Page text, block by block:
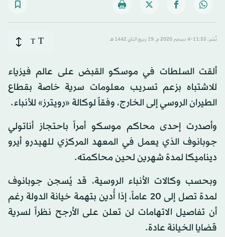
نُشر: 11:55-4 ديسمبر 2020 م ـ 19 ربيع الثاني 1442 هـ T
T
ألقت السلطات في موسكو القبض على عالم فيزياء
للاشتباه بزعم تسريب معلومات سرية خاصة بقطاع
الطيران الروسي إلى الخارج، وفقاً لوكالة «رويترز» للأنباء.
وأصدرت إحدى محاكم موسكو أمراً باحتجاز أناتولي
جوبانوف الذي يعمل في المعهد المركزي للهيدرو أيرو
ديناميكا لمدة شهرين لحين محاكمته.
وبحسب وكالات الأنباء الروسية، قد يُسجن جوبانوف
لمدة تصل إلى 20 عاماً، إذا أُدين بتهمة خيانة الدولة رغم
أن تفاصيل الاتهامات لن تعلن على الأرجح نظراً لسرية
قضايا الخيانة عادة.